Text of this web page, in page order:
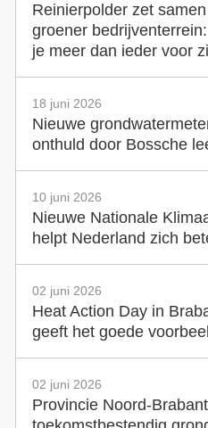
Reinierpolder zet
groener
je meer dan ieder voor
18 juni 2026
Nieuwe
onthuld door Bossche
10 juni 2026
Nieuwe Nationale
helpt Nederland zich
02 juni 2026
Heat Action Day in
geeft het goede
02 juni 2026
Provincie Noord-